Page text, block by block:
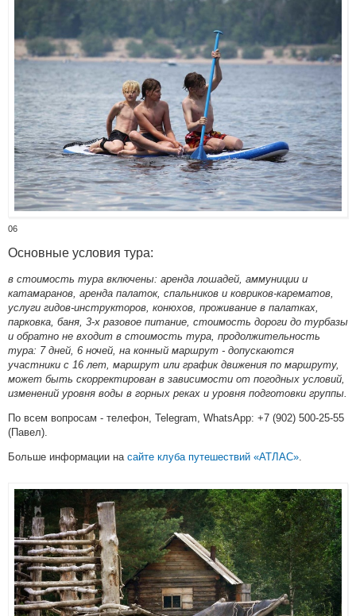
06
Основные условия тура:
в стоимость тура включены: аренда лошадей, аммуниции и
катамаранов, аренда палаток, спальников и ковриков-карематов,
услуги гидов-инструкторов, конюхов, проживание в палатках,
парковка, баня, 3-х разовое питание, стоимость дороги до турбазы
и обратно не входит в стоимость тура, продолжительность
тура: 7 дней, 6 ночей, на конный маршрут - допускаются
участники с 16 лет, маршрут или график движения по маршруту,
может быть скорректирован в зависимости от погодных условий,
изменений уровня воды в горных реках и уровня подготовки группы.
По всем вопросам - телефон, Telegram, WhatsApp: +7 (902) 500-25-55
(Павел).
Больше информации на сайте клуба путешествий «АТЛАС»